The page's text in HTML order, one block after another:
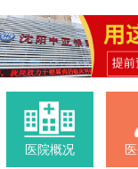
医院概况